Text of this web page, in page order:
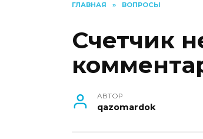
ГЛАВНАЯ » ВОПРОСЫ
Счетчик
АВТОР
qazomardok